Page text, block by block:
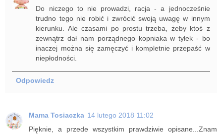
Do niczego to nie prowadzi, racja - a jednocześnie
trudno tego nie robić i zwrócić swoją uwagę w innym
kierunku. Ale czasami po prostu trzeba, żeby ktoś z
zewnątrz dał nam porządnego kopniaka w tyłek - bo
inaczej można się zamęczyć i kompletnie przepaść w
niepłodności.
Odpowiedz
Mama Tosiaczka 14 lutego 2018 11:02
Pięknie, a przede wszystkim prawdziwie opisane...Znam